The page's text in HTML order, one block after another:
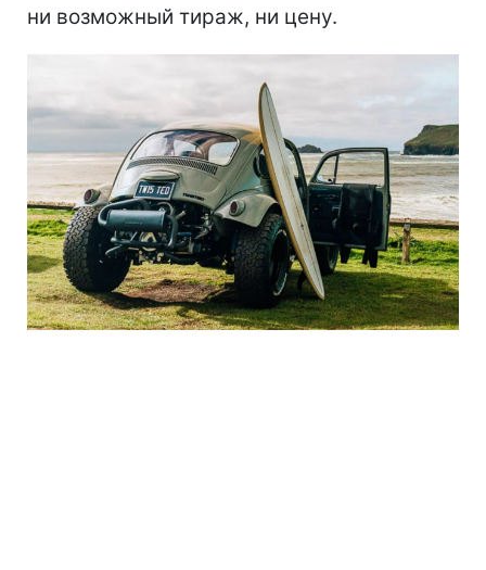
ни возможный тираж, ни цену.